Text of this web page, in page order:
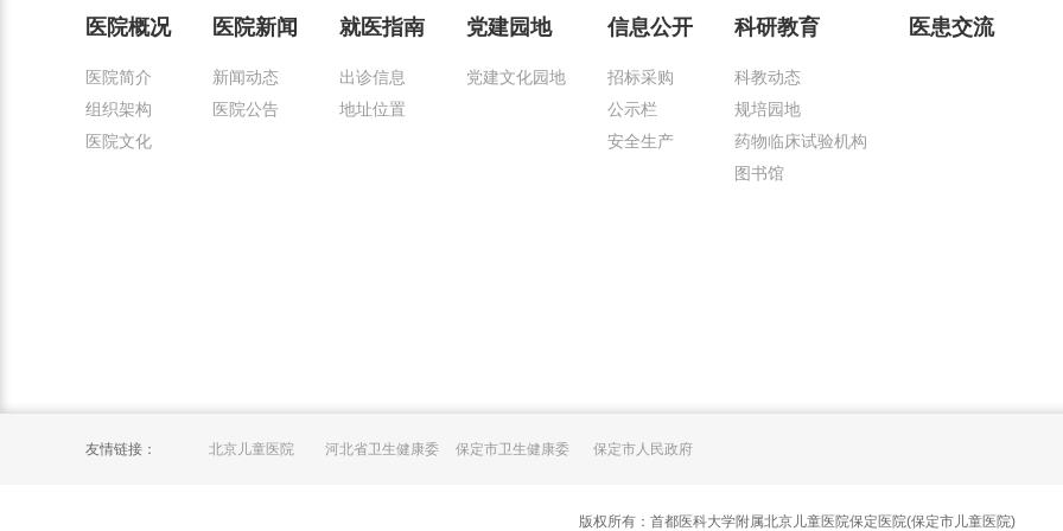
医院概况
医院简介
组织架构
医院文化
医院新闻
新闻动态
医院公告
就医指南
出诊信息
地址位置
党建园地
党建文化园地
信息公开
招标采购
公示栏
安全生产
科研教育
科教动态
规培园地
药物临床试验机构
图书馆
医患交流
友情链接： 北京儿童医院 河北省卫生健康委 保定市卫生健康委 保定市人民政府
版权所有：首都医科大学附属北京儿童医院保定医院(保定市儿童医院)